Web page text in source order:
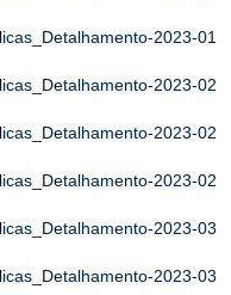
2023-01
2023-02
2023-02
2023-02
2023-03
2023-03